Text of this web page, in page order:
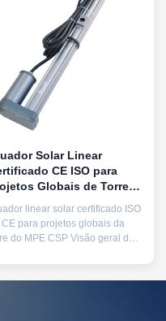
Solar Linear
CE ISO para
Globais de Torre
CSP
linear solar certificado ISO
para projetos globais da
do MPE CSP Visão geral do
U23D totalmente
atende aos padrões